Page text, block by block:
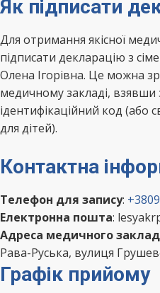
Як підписати
Для отримання якісної
підписати декларацію з
Олена Ігорівна. Це можна
медичному закладі, взявши
ідентифікаційний код (або
для дітей).
Контактна
Телефон для запису:
Електронна пошта:
Адреса медичного
Рава-Руська, вулиця
Графік прийому